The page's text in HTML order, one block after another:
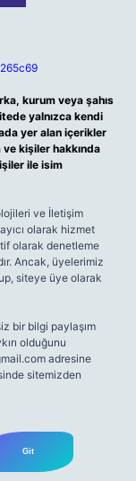
kurum veya şahıs
yalnızca kendi
yer alan içerikler
kişiler hakkında
ile isim
ve İletişim
olarak hizmet
olarak denetleme
Ancak, üyelerimiz
siteye üye olarak
bir bilgi paylaşım
olduğunu
adresine
sitemizden